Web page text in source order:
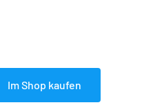
Im Shop kaufen